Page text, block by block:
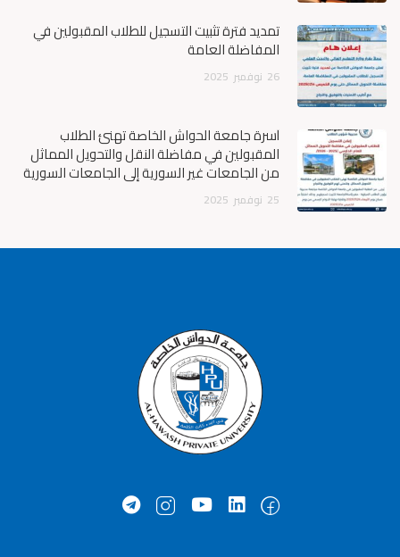
تمديد فترة تثبيت التسجيل للطلاب المقبولين في
المفاضلة العامة
26 نوفمبر 2025
أسرة جامعة الحواش الخاصة تهنئ الطلاب
المقبولين في مفاضلة النقل والتحويل المماثل
من الجامعات غير السورية إلى الجامعات السورية
25 نوفمبر 2025